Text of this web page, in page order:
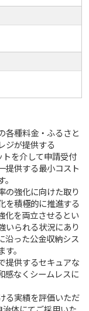
各種料金・ふるさと
ジが提供する
を介して申請受付
提供する最小コスト
の強化に向けた取り
を積極的に推進する
化を両立させるとい
いられる状況にあり
沿った公金収納シス
。
提供するセキュアな
感なくシームレスに
る実績を評価いただ